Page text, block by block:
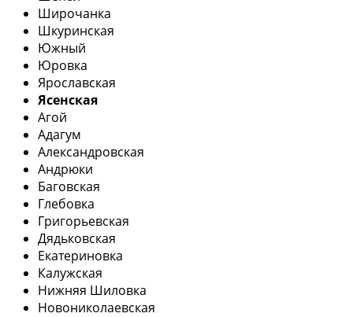
Широчанка
Шкуринская
Южный
Юровка
Ярославская
Ясенская
Агой
Адагум
Александровская
Андрюки
Баговская
Глебовка
Григорьевская
Дядьковская
Екатериновка
Калужская
Нижняя Шиловка
Новониколаевская